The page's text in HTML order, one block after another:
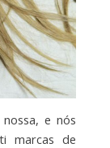
e nós
marcas de